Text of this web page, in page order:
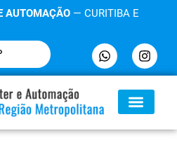
AUTOMAÇÃO— CURITIBA E